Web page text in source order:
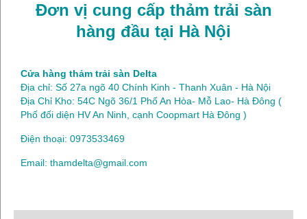
Đơn vị cung cấp thảm trải sàn
hàng đầu tại Hà Nội
Cửa hàng thảm trải sàn Delta
Địa chỉ: Số 27a ngõ 40 Chính Kinh - Thanh Xuân - Hà Nội
Địa Chỉ Kho: 54C Ngõ 36/1 Phố An Hòa- Mỗ Lao- Hà Đông (
Phố đối diện HV An Ninh, cạnh Coopmart Hà Đông )
Điện thoại: 0973533469
Email: thamdelta@gmail.com